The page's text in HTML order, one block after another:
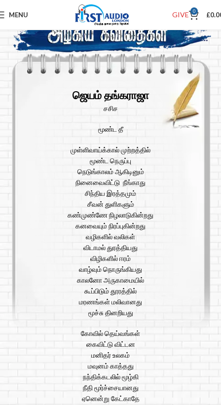
MENU GIVE 0 £
ஜெயம் தங்கராஜா
சசிச
மூண்ட தீ
முள்ளிவாய்க்கால் முற்றத்தில்
மூண்ட நெருப்பு
நெடுங்காலம் ஆகிடினும்
நினைவைவிட்டு நீங்காது
சிந்திய இரத்தமும்
சீவன் துளிகளும்
கண்முண்ணே நிழலாடுகின்றது
கனவையும் நிரப்புகின்றது
வழிகளில் வலிகள்
விடாமல் துரத்தியது
விழிகளில் ஈரம்
வாழ்வும் நொருங்கியது
காலனோ அருகாமையில்
கூப்பிடும் தூரத்தில்
மரணங்கள் மலிவானது
மூச்சு தினறியது
கோவில் தெய்வங்கள்
கைவிட்டு விட்டன
மனிதர் உலகம்
மவுனம் காத்தது
நந்திக்கடலில் மூழ்கி
நீதி மூர்ச்சையானது
ஏனென்று கேட்காதே